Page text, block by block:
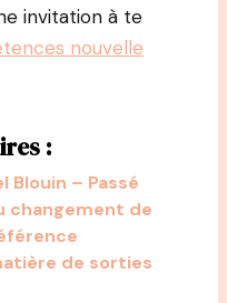
invitation à te
nouvelle
:
Blouin – Passé
changement de
de sorties